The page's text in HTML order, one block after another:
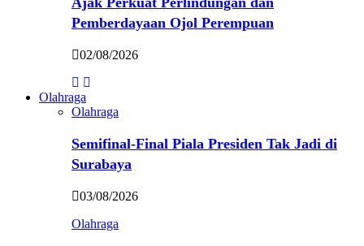
Pemberdayaan Ojol Perempuan
02/08/2026
Olahraga
Olahraga
Semifinal-Final Piala Presiden Tak Jadi di
Surabaya
03/08/2026
Olahraga